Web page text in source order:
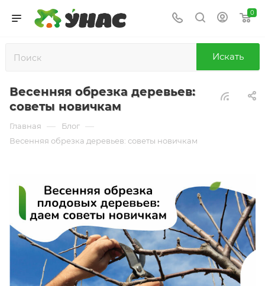
0
Искать
Весенняя обрезка деревьев:
советы новичкам
Главная — Блог —
Весенняя обрезка деревьев: советы новичкам